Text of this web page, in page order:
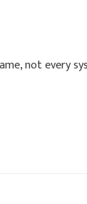
not every